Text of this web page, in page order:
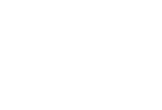
慶應義塾大学グローバル
慶應義塾大学グローバル
博士課程教育リーディング